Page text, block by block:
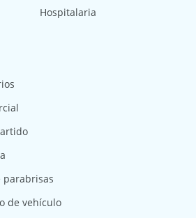
Hospitalaria
parabrisas
de vehículo